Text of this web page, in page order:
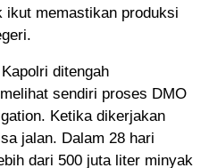
ikut memastikan produksi
ditengah
sendiri proses DMO
Ketika dikerjakan
jalan. Dalam 28 hari
dari 500 juta liter minyak